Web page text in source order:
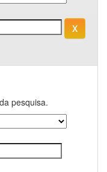
pesquisa.